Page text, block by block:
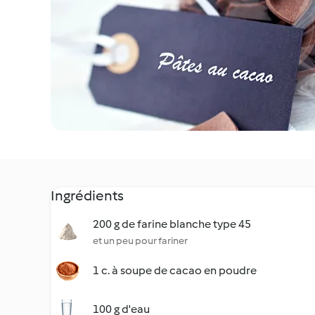
Ingrédients
200 g de farine blanche type 45
et un peu pour fariner
1 c. à soupe de cacao en poudre
100 g d'eau